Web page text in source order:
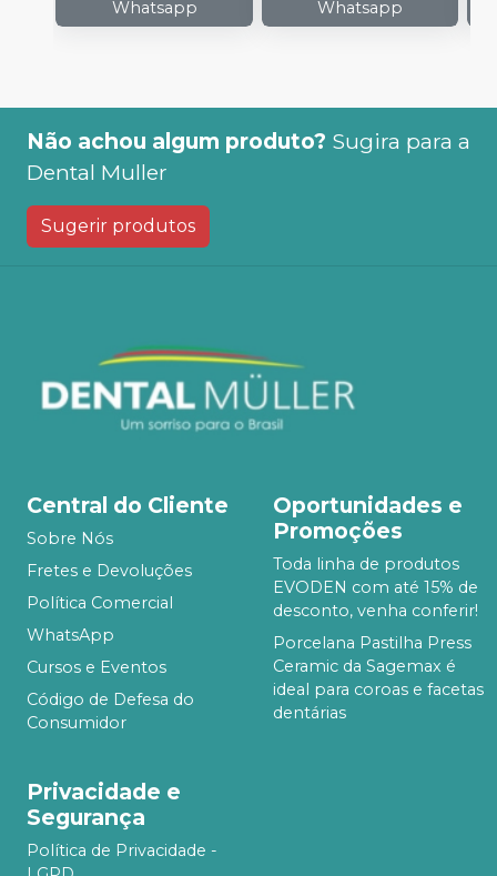
Whatsapp Whatsapp
Não achou algum produto? Sugira para a
Dental Muller
Sugerir produtos
Central do Cliente
Sobre Nós
Fretes e Devoluções
Política Comercial
WhatsApp
Cursos e Eventos
Código de Defesa do
Consumidor
Oportunidades e
Promoções
Toda linha de produtos
EVODEN com até 15% de
desconto, venha conferir!
Porcelana Pastilha Press
Ceramic da Sagemax é
ideal para coroas e facetas
dentárias
Privacidade e
Segurança
Política de Privacidade -